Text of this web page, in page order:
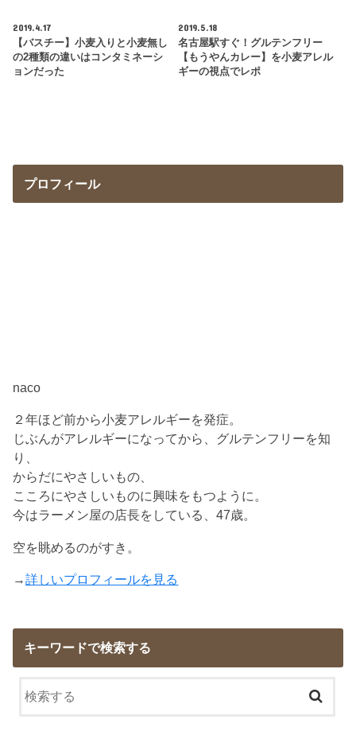
2019.4.17
【バスチー】小麦入りと小麦無し
の2種類の違いはコンタミネーシ
ョンだった
2019.5.18
名古屋駅すぐ！グルテンフリー
【もうやんカレー】を小麦アレル
ギーの視点でレポ
プロフィール
naco
２年ほど前から小麦アレルギーを発症。
じぶんがアレルギーになってから、グルテンフリーを知
り、
からだにやさしいもの、
こころにやさしいものに興味をもつように。
今はラーメン屋の店長をしている、47歳。
空を眺めるのがすき。
→詳しいプロフィールを見る
キーワードで検索する